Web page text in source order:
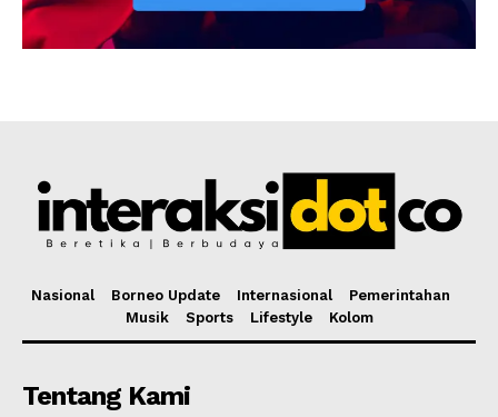
Nasional Borneo Update Internasional
Pemerintahan
Musik
Sports Lifestyle Kolom
Tentang Kami